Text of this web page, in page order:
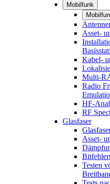
Mobilfunk
Asset-
Kabel-
Multi-
Radio
HF-
RF
Glasfaser
Asset-
Testen